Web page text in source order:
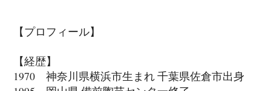
【プロフィール】
【経歴】
1970 神奈川県横浜市生まれ 千葉県佐倉市出身